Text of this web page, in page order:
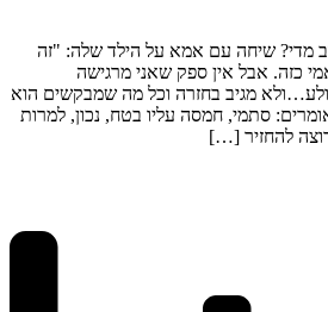
מדי? שיחה עם אמא על הילד שלה: "זה
כזה. אבל אין ספק שאני מרגישה
מגיב בחזרה וכל מה שמבקשים הוא
סתמי, חמסה עליו בטח, נכון, למרות
להחזיר […]